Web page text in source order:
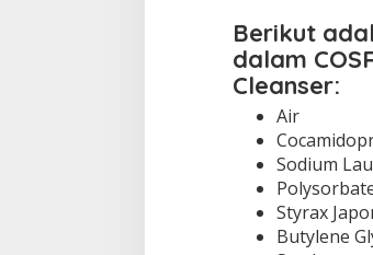
Berikut
dalam
Cleanser:
Air
Sodium
Styrax
Butylene